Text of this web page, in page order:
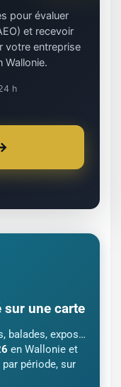
pour évaluer
et recevoir
votre entreprise
Wallonie.
h
sur une carte
balades, expos…
en Wallonie et
période, sur